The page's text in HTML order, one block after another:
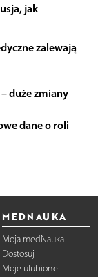
jak
zalewają
duże zmiany
dane o roli
MEDNAUKA
Moja medNauka
Dostosuj
Moje ulubione